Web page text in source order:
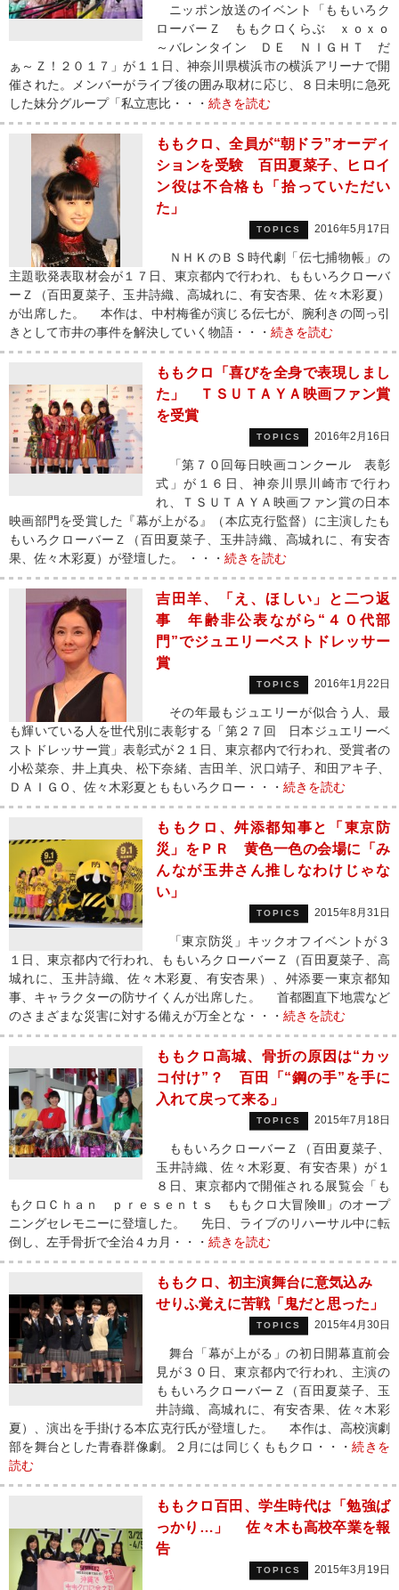
ニッポン放送のイベント「ももいろク
ローバーＺ ももクロくらぶ ｘｏｘｏ
～バレンタイン ＤＥ ＮＩＧＨＴ だ
ぁ～Ｚ！２０１７」が１１日、神奈川県横浜市の横浜アリーナで開
催された。メンバーがライブ後の囲み取材に応じ、８日未明に急死
した妹分グループ「私立恵比・・・ 続きを読む
ももクロ、全員が“朝ドラ”オーディ
ションを受験 百田夏菜子、ヒロイ
ン役は不合格も「拾っていただい
た」
TOPICS 2016年5月17日
ＮＨＫのＢＳ時代劇「伝七捕物帳」の
主題歌発表取材会が１７日、東京都内で行われ、ももいろクローバ
ーＺ（百田夏菜子、玉井詩織、高城れに、有安杏果、佐々木彩夏）
が出席した。 本作は、中村梅雀が演じる伝七が、腕利きの岡っ引
きとして市井の事件を解決していく物語・・・ 続きを読む
ももクロ「喜びを全身で表現しまし
た」 ＴＳＵＴＡＹＡ映画ファン賞
を受賞
TOPICS 2016年2月16日
「第７０回毎日映画コンクール 表彰
式」が１６日、神奈川県川崎市で行わ
れ、ＴＳＵＴＡＹＡ映画ファン賞の日本
映画部門を受賞した『幕が上がる』（本広克行監督）に主演したも
もいろクローバーＺ（百田夏菜子、玉井詩織、高城れに、有安杏
果、佐々木彩夏）が登壇した。 ・・・ 続きを読む
吉田羊、「え、ほしい」と二つ返
事 年齢非公表ながら“４０代部
門”でジュエリーベストドレッサー
賞
TOPICS 2016年1月22日
その年最もジュエリーが似合う人、最
も輝いている人を世代別に表彰する「第２７回 日本ジュエリーベ
ストドレッサー賞」表彰式が２１日、東京都内で行われ、受賞者の
小松菜奈、井上真央、松下奈緒、吉田羊、沢口靖子、和田アキ子、
ＤＡＩＧＯ、佐々木彩夏とももいろクロー・・・ 続きを読む
ももクロ、舛添都知事と「東京防
災」をＰＲ 黄色一色の会場に「み
んなが玉井さん推しなわけじゃな
い」
TOPICS 2015年8月31日
「東京防災」キックオフイベントが３
１日、東京都内で行われ、ももいろクローバーＺ（百田夏菜子、高
城れに、玉井詩織、佐々木彩夏、有安杏果）、舛添要一東京都知
事、キャラクターの防サイくんが出席した。 首都圏直下地震など
のさまざまな災害に対する備えが万全とな・・・ 続きを読む
ももクロ高城、骨折の原因は“カッ
コ付け”？ 百田「“鋼の手”を手に
入れて戻って来る」
TOPICS 2015年7月18日
ももいろクローバーＺ（百田夏菜子、
玉井詩織、佐々木彩夏、有安杏果）が１
８日、東京都内で開催される展覧会「も
もクロＣｈａｎ ｐｒｅｓｅｎｔｓ ももクロ大冒険Ⅲ」のオープ
ニングセレモニーに登壇した。 先日、ライブのリハーサル中に転
倒し、左手骨折で全治４カ月・・・ 続きを読む
ももクロ、初主演舞台に意気込み
せりふ覚えに苦戦「鬼だと思った」
TOPICS 2015年4月30日
舞台「幕が上がる」の初日開幕直前会
見が３０日、東京都内で行われ、主演の
ももいろクローバーＺ（百田夏菜子、玉
井詩織、高城れに、有安杏果、佐々木彩
夏）、演出を手掛ける本広克行氏が登壇した。 本作は、高校演劇
部を舞台とした青春群像劇。２月には同じくももクロ・・・続きを
読む
ももクロ百田、学生時代は「勉強ば
っかり…」 佐々木も高校卒業を報
告
TOPICS 2015年3月19日